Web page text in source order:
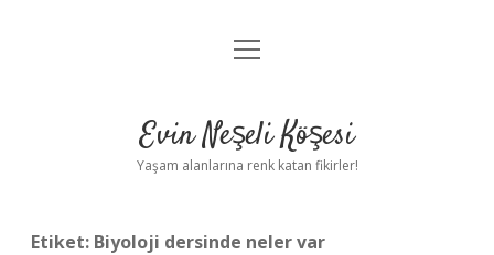
Anasayfa
Yasal Uyarı
menüyü
Evin Neşeli Köşesi
Yaşam alanlarına renk katan fikirler!
Etiket: Biyoloji dersinde neler var